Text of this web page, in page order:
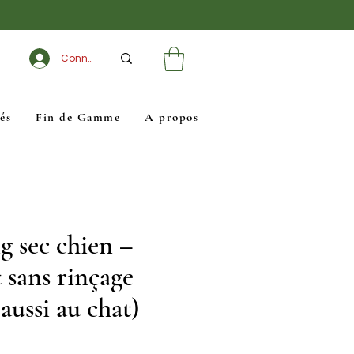
Connexion
Fin de Gamme A propos
sec chien –
rinçage
au chat)